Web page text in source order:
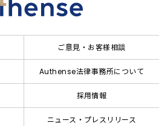
ご意見・お客様相談
Authense法律事務所について
採用情報
ニュース・プレスリリース